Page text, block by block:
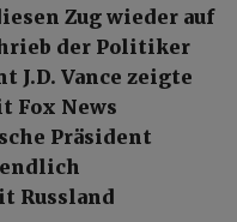
Zug wieder auf
der Politiker
J.D. Vance zeigte
Fox News
Präsident
Russland